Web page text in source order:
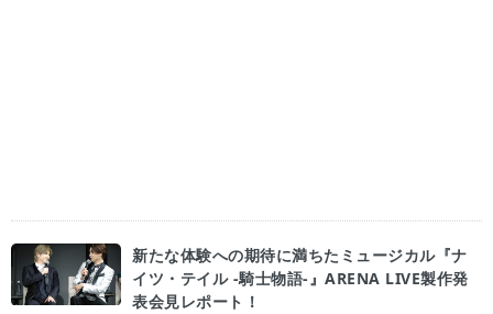
新たな体験への期待に満ちたミュージカル『ナ
イツ・テイル -騎士物語-』ARENA LIVE製作発
表会見レポート！